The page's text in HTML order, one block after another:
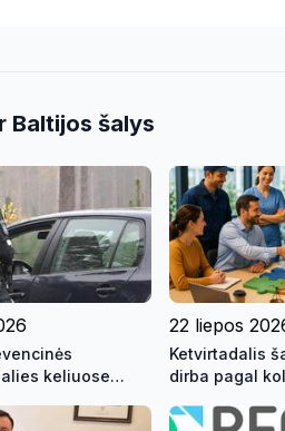
Baltijos šalys
keliuose
22 liepos
Ketvirtadalis
dirba pagal
darbuotojams,